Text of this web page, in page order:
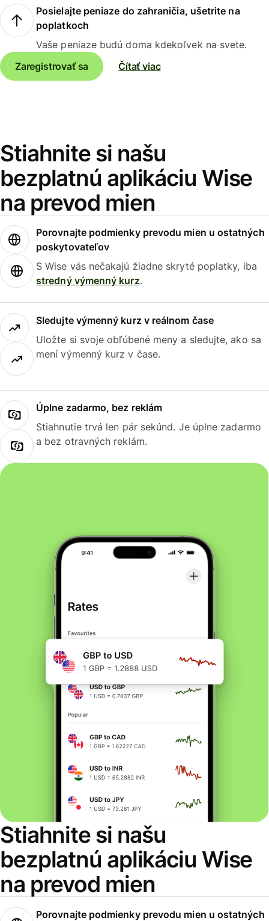
Posielajte peniaze do zahraničia, ušetrite na
poplatkoch
Vaše peniaze budú doma kdekoľvek na svete.
Zaregistrovať sa
Čítať viac
Stiahnite si našu
bezplatnú aplikáciu Wise
na prevod mien
Porovnajte podmienky prevodu mien u ostatných
poskytovateľov
S Wise vás nečakajú žiadne skryté poplatky, iba
stredný výmenný kurz.
Sledujte výmenný kurz v reálnom čase
Uložte si svoje obľúbené meny a sledujte, ako sa
mení výmenný kurz v čase.
Úplne zadarmo, bez reklám
Stiahnutie trvá len pár sekúnd. Je úplne zadarmo
a bez otravných reklám.
Stiahnite si našu
bezplatnú aplikáciu Wise
na prevod mien
Porovnajte podmienky prevodu mien u ostatných